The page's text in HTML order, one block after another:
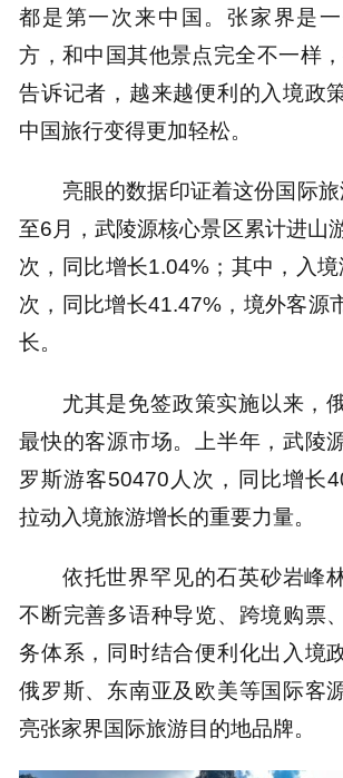
都是第一次来中国。张家界是
方，和中国其他景点完全不一样
告诉记者，越来越便利的入境政
中国旅行变得更加轻松。
亮眼的数据印证着这份国际
至6月，武陵源核心景区累计进山
次，同比增长1.04%；其中，入
次，同比增长41.47%，境外客源
长。
尤其是免签政策实施以来，
最快的客源市场。上半年，武陵
罗斯游客50470人次，同比增长
拉动入境旅游增长的重要力量。
依托世界罕见的石英砂岩峰
不断完善多语种导览、跨境购票
务体系，同时结合便利化出入境
俄罗斯、东南亚及欧美等国际客
亮张家界国际旅游目的地品牌。